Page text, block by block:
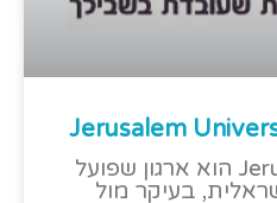
Jerusalem University הוא ארגון שפועל
בעיקר מול